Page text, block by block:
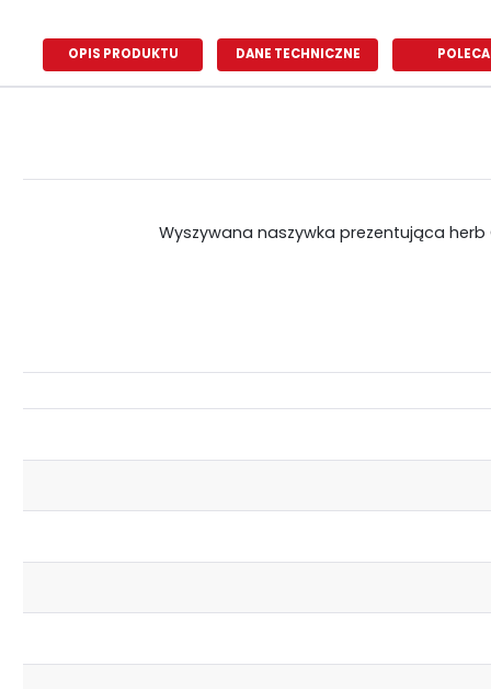
OPIS PRODUKTU DANE TECHNICZNE
Wyszywana naszywka prezentująca herb